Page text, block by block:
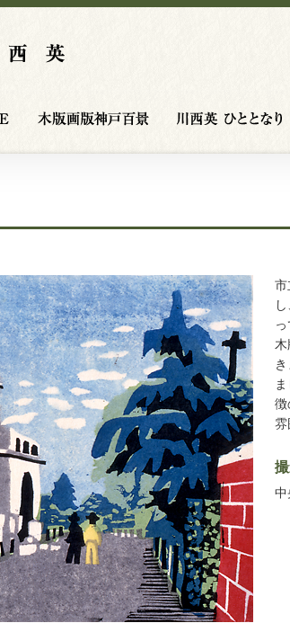
HOME 木版画版神戸百景
市
徴
雰
中